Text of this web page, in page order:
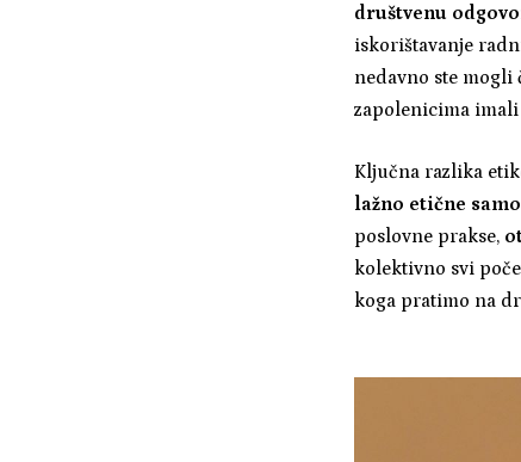
društvenu
iskorištavanje
nedavno ste mogli
zapolenicima imali
Ključna razlika
lažno etične
poslovne prakse,
kolektivno svi
koga pratimo na